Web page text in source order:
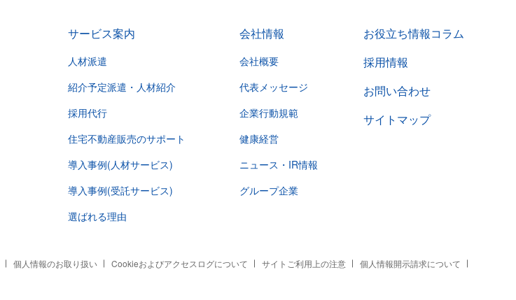
サービス案内
人材派遣
紹介予定派遣・人材紹介
採用代行
住宅不動産販売のサポート
導入事例(人材サービス)
導入事例(受託サービス)
選ばれる理由
会社情報
会社概要
代表メッセージ
企業行動規範
健康経営
ニュース・IR情報
グループ企業
お役立ち情報コラム
採用情報
お問い合わせ
サイトマップ
個人情報のお取り扱い Cookieおよびアクセスログについて サイトご利用上の注意
個人情報開示請求について